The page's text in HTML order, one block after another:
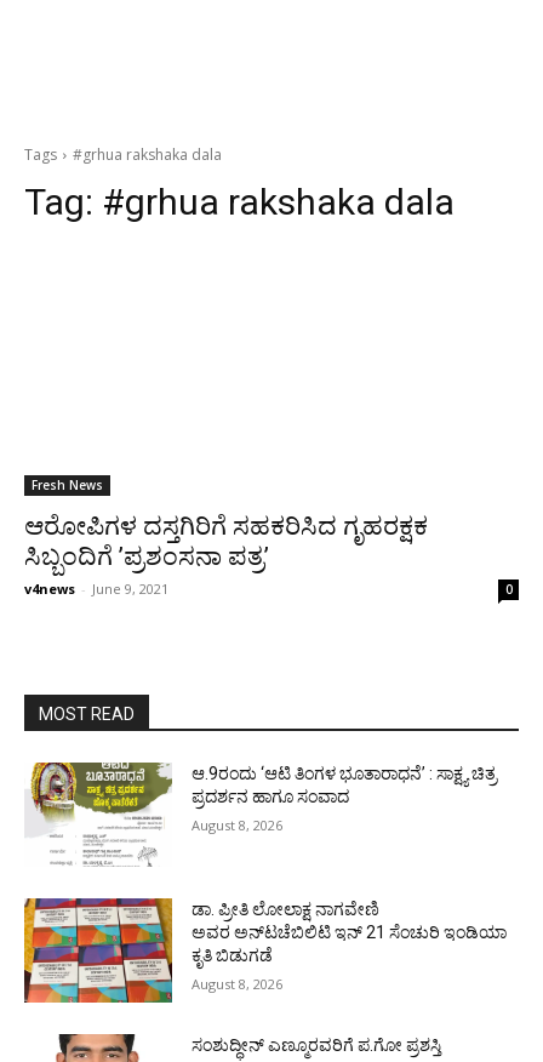
Tags #grhua rakshaka dala
Tag: #grhua rakshaka dala
Fresh News
ಆರೋಪಿಗಳ ದಸ್ತಗಿರಿಗೆ ಸಹಕರಿಸಿದ ಗೃಹರಕ್ಷಕ
ಸಿಬ್ಬಂದಿಗೆ ’ಪ್ರಶಂಸನಾ ಪತ್ರ’
v4news - June 9, 2021 0
MOST READ
ಆ.9ರಂದು ‘ಆಟಿ ತಿಂಗಳ ಭೂತಾರಾಧನೆ’ : ಸಾಕ್ಷ್ಯ ಚಿತ್ರ
ಪ್ರದರ್ಶನ ಹಾಗೂ ಸಂವಾದ
August 8, 2026
ಡಾ. ಪ್ರೀತಿ ಲೋಲಾಕ್ಷ ನಾಗವೇಣಿ
ಅವರ ಅನ್‌ಟಚೆಬಿಲಿಟಿ ಇನ್ 21 ಸೆಂಚುರಿ ಇಂಡಿಯಾ
ಕೃತಿ ಬಿಡುಗಡೆ
August 8, 2026
ಸಂಶುದ್ಧೀನ್ ಎಣ್ಮೂರವರಿಗೆ ಪ.ಗೋ ಪ್ರಶಸ್ತಿ